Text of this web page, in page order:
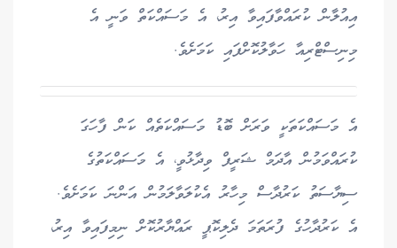
އިއުލާން ކުރައްވާފައިވާ އިރު، އެ މަސައްކަތް ވަނީ އެ
މިނިސްޓްރިއާ ހަވާލުކޮށްފައި ކަމަށެވެ.
އެ މަސައްކަތަކީ ވަރަށް ބޮޑު މަސައްކަތެއް ކަން ފާހަގަ
ކުރައްވަމުން އާދަމް ޝަރީފް ވިދާޅުވީ، އެ މަސައްކަތުގެ
ސިޔާސަތު ކަރުދާސް މިހާރު އެކުލަވާލަމުން އަންނަ ކަމަށެވެ.
އެ ކަރުދާހުގެ ފުރަތަމަ ދެލިކޮޕީ ރައްޔާރުކޮށް ނިމިފައިވާ އިރު،